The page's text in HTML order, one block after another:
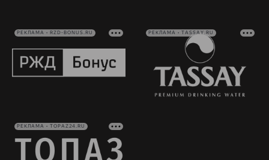
РЕКЛАМА • RZD-BONUS.RU РЕКЛАМА • TASSAY.RU
РЕКЛАМА • TOPAZ24.RU